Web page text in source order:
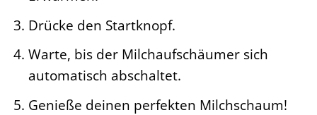
Drücke den Startknopf.
Warte, bis der Milchaufschäumer sich
automatisch abschaltet.
Genieße deinen perfekten Milchschaum!